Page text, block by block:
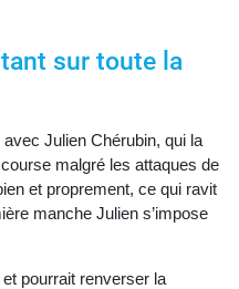
sur toute la
Julien Chérubin, qui la
malgré les attaques de
et proprement, ce qui ravit
manche Julien s’impose
pourrait renverser la